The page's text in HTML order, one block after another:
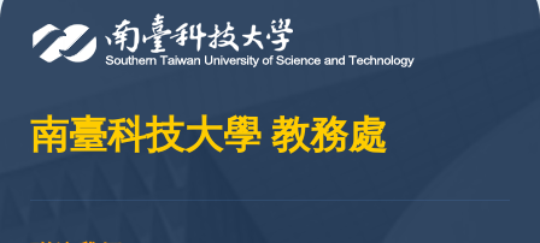
南臺科技大學 教務處